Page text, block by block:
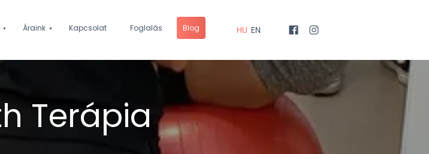
Áraink Kapcsolat Foglalás Blog HU EN
Terápia